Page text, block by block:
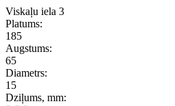
Viskaļu iela 3
Platums:
185
Augstums:
65
Diametrs:
15
Dziļums, mm: